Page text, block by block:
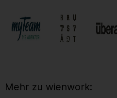
Mehr zu wienwork: